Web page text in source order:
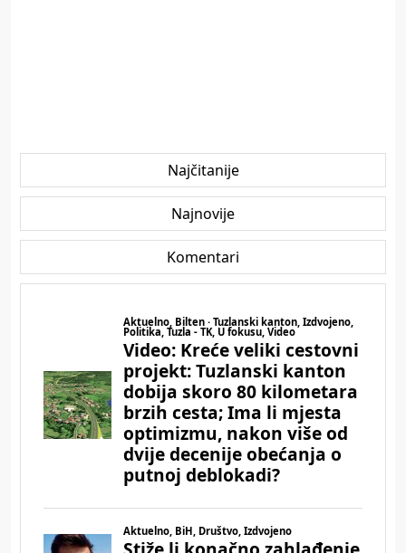
Najčitanije
Najnovije
Komentari